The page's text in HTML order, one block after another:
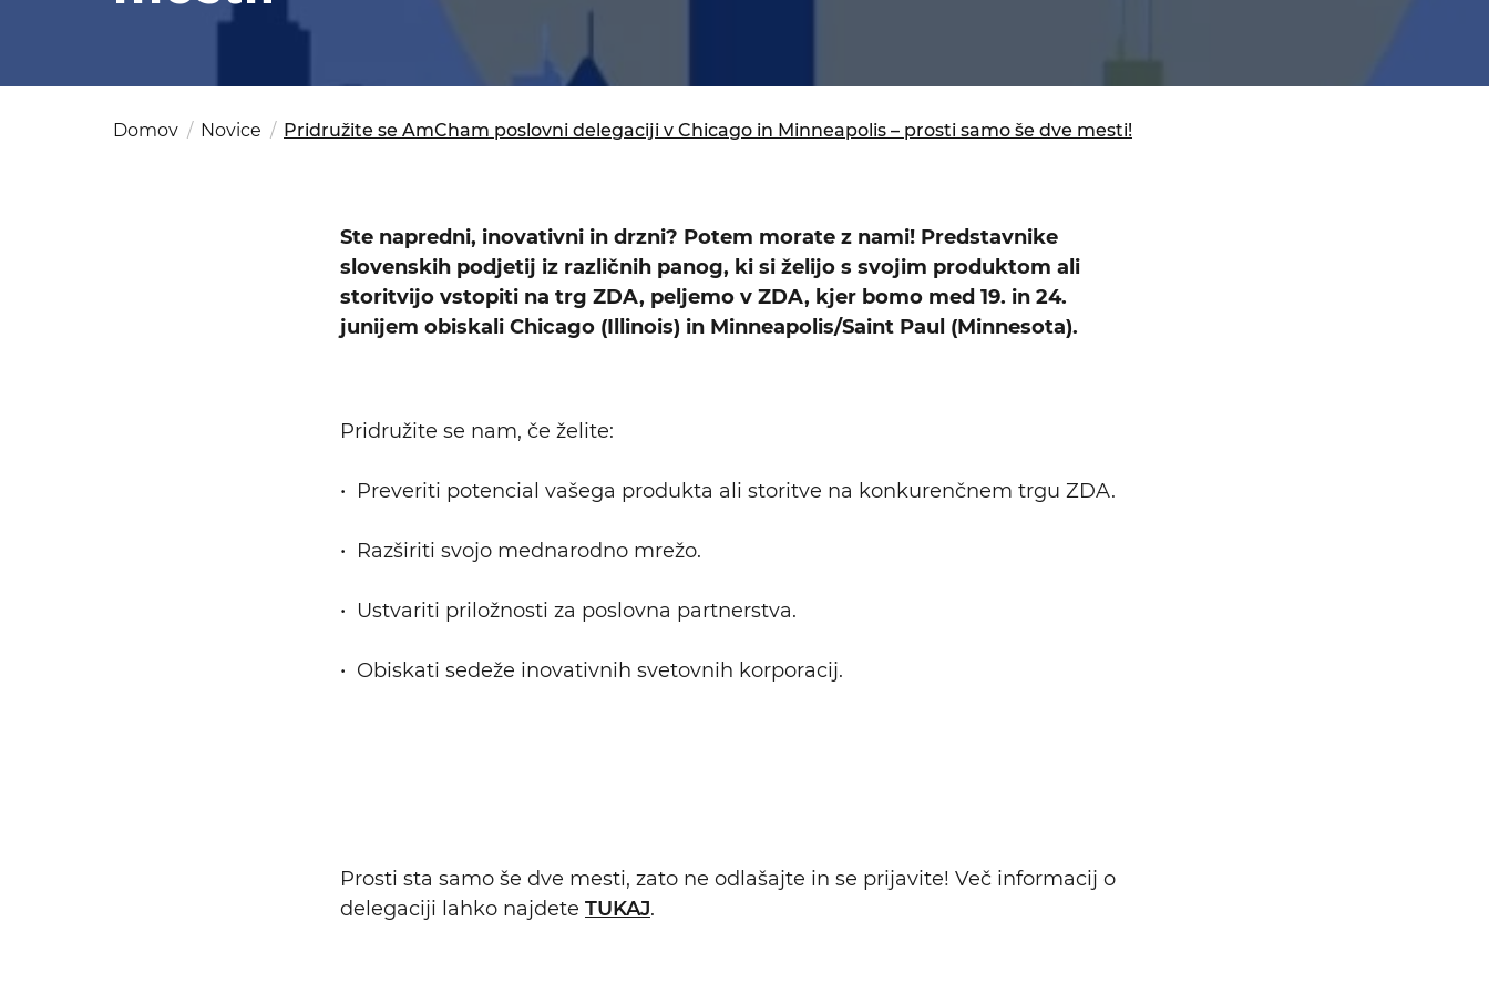
OSAC Ljubljana
Iskalni niz
Domov Novice Pridružite se AmCham poslovni delegaciji v Chicago in Minneapolis – prosti samo še dve mesti!
Ste napredni, inovativni in drzni? Potem morate z nami! Predstavnike
slovenskih podjetij iz različnih panog, ki si želijo s svojim produktom ali
storitvijo vstopiti na trg ZDA, peljemo v ZDA, kjer bomo med 19. in 24.
junijem obiskali Chicago (Illinois) in Minneapolis/Saint Paul (Minnesota).
Pridružite se nam, če želite:
• Preveriti potencial vašega produkta ali storitve na konkurenčnem trgu ZDA.
• Razširiti svojo mednarodno mrežo.
• Ustvariti priložnosti za poslovna partnerstva.
• Obiskati sedeže inovativnih svetovnih korporacij.
Prosti sta samo še dve mesti, zato ne odlašajte in se prijavite! Več informacij o
delegaciji lahko najdete TUKAJ.